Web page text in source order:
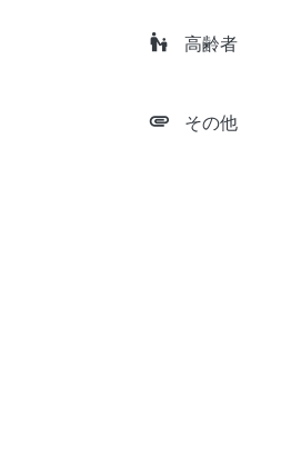
escalator_warning 高齢者
attachment その他